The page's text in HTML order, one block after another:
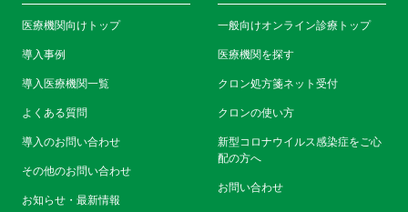
医療機関向けトップ
導入事例
導入医療機関一覧
よくある質問
導入のお問い合わせ
その他のお問い合わせ
お知らせ・最新情報
一般向けオンライン診療トップ
医療機関を探す
クロン処方箋ネット受付
クロンの使い方
新型コロナウイルス感染症をご心
配の方へ
お問い合わせ